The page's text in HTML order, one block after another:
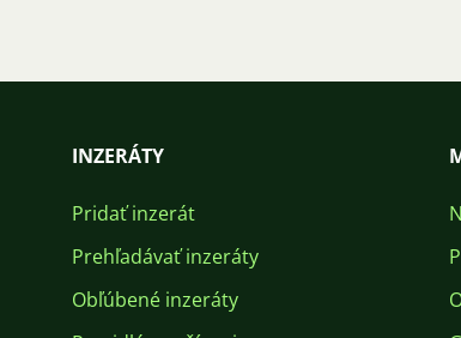
INZERÁTY
Pridať inzerát
Prehľadávať inzeráty
Obľúbené inzeráty